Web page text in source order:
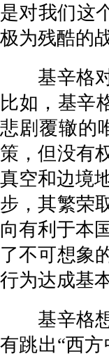
是对我们这
极为残酷的
基辛格对
比如，基辛
悲剧覆辙的
策，但没有
真空和边境
步，其繁荣
向有利于本
了不可想象
行为达成基
基辛格想
有跳出“西